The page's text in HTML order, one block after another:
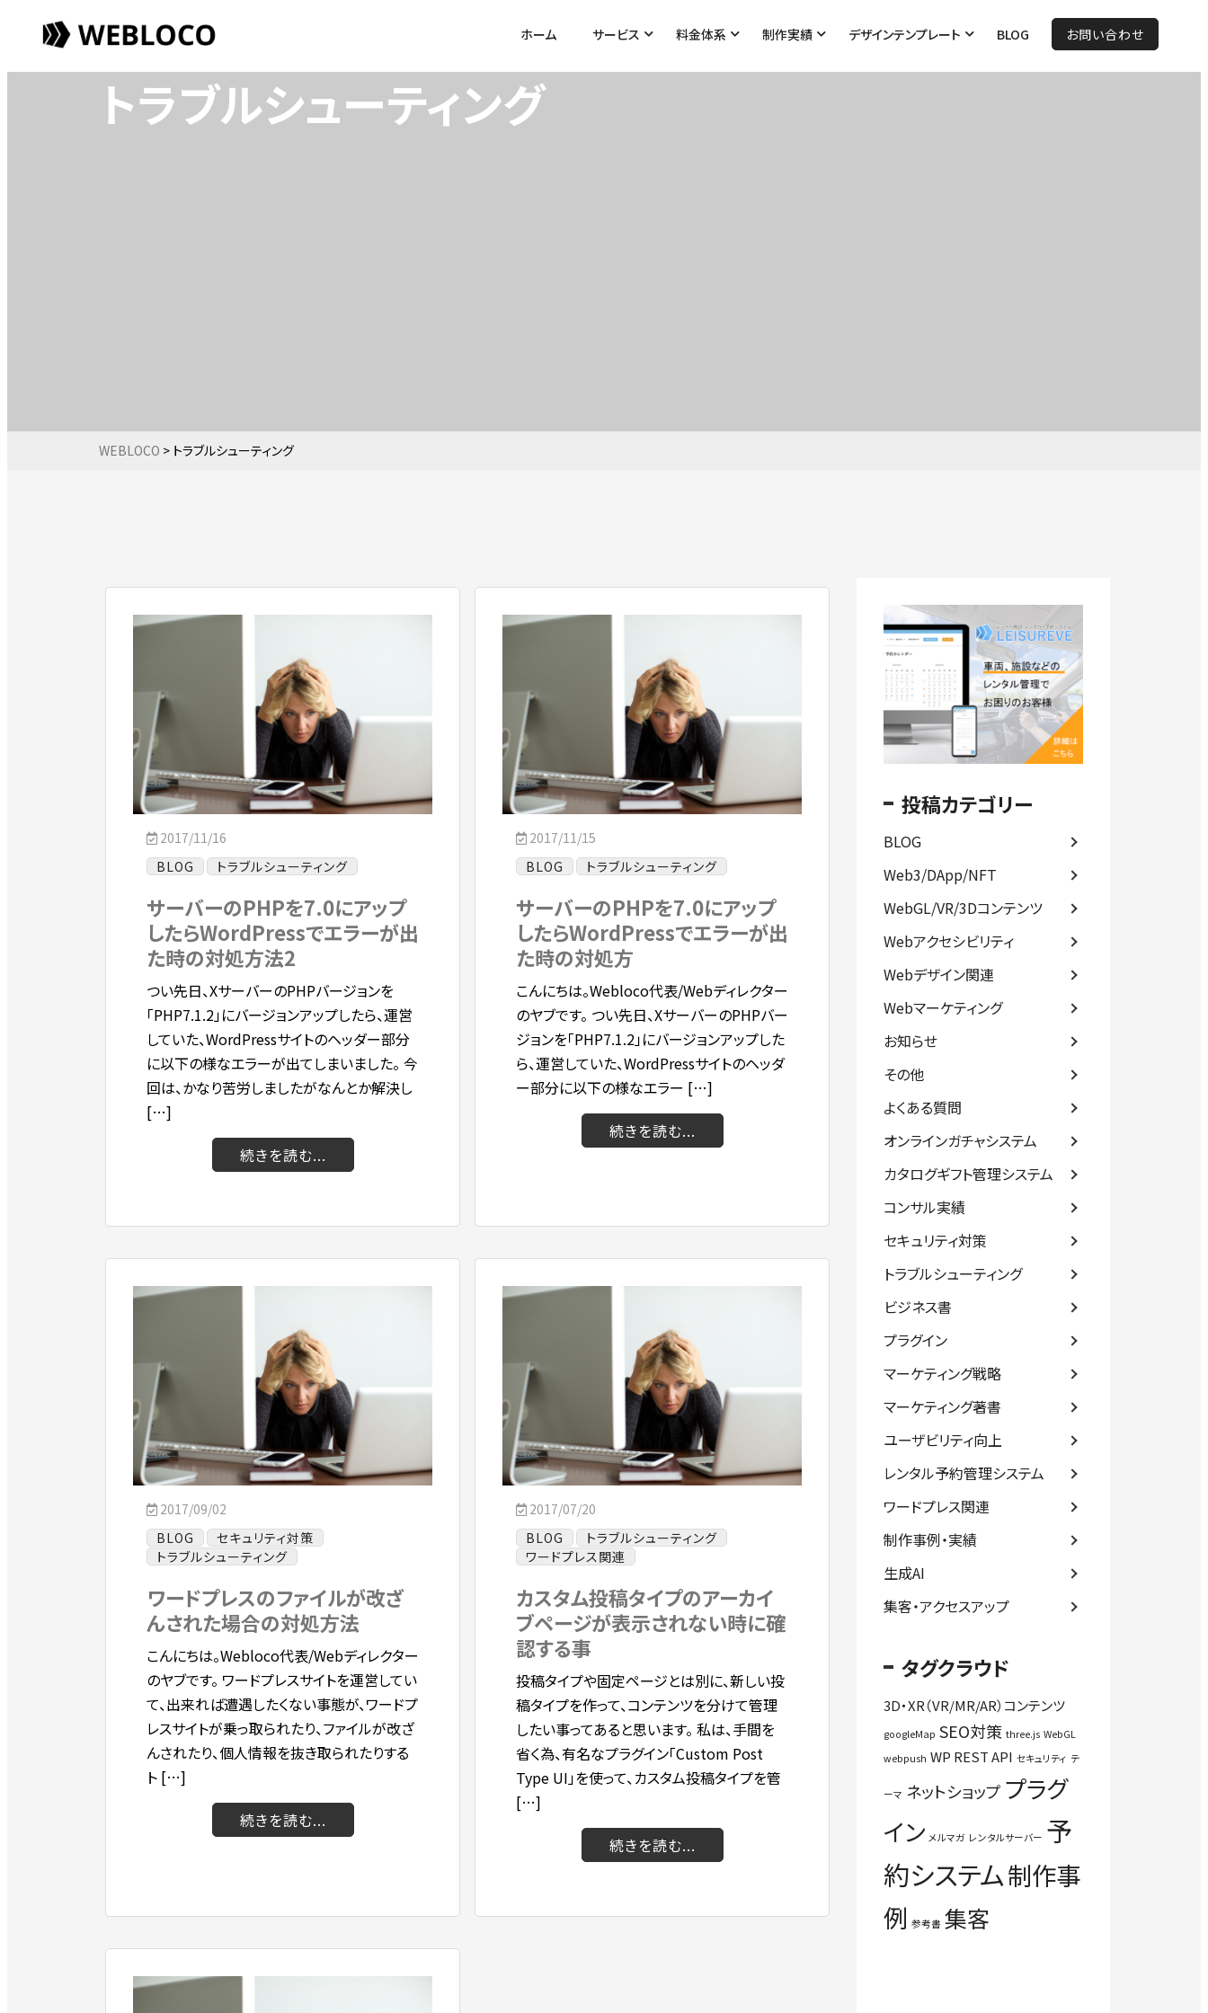
ホーム サービス
ホームページ制作
レンタル予約管理シス
オンラインガチャ
webカタログギフト販
料金体系
ホームページ・
Webサイト運営・保守
Webアプリ運営・保守
制作実績
ホームページ制作実績
予約システム導入実績
デザインテンプレート
コーポレートサイト向
病院、クリニック様（医
BLOG お問い合わせ
トラブルシューティング
WEBLOCO > トラブルシューティング
2017/11/16
BLOG
トラブルシューティング
サーバーのPHPを7.0にアップ
したらWordPressでエラーが出
た時の対処方法2
つい先日、XサーバーのPHPバージョンを
「PHP7.1.2」にバージョンアップしたら、運営
していた、WordPressサイトのヘッダー部分
に以下の様なエラーが出てしまいました。 今
回は、かなり苦労しましたがなんとか解決し
[…]
続きを読む...
2017/11/15
BLOG
トラブルシューティング
サーバーのPHPを7.0にアップ
したらWordPressでエラーが出
た時の対処方
こんにちは。Webloco代表/Webディレクター
のヤブです。 つい先日、XサーバーのPHPバー
ジョンを「PHP7.1.2」にバージョンアップした
ら、運営していた、WordPressサイトのヘッダ
ー部分に以下の様なエラー […]
続きを読む...
2017/09/02
BLOG
セキュリティ対策
トラブルシューティング
ワードプレスのファイルが改ざ
んされた場合の対処方法
こんにちは。Webloco代表/Webディレクター
のヤブです。 ワードプレスサイトを運営してい
て、出来れば遭遇したくない事態が、ワードプ
レスサイトが乗っ取られたり、ファイルが改ざ
んされたり、個人情報を抜き取られたりする
ト […]
続きを読む...
2017/07/20
BLOG
トラブルシューティング
ワードプレス関連
カスタム投稿タイプのアーカイ
ブページが表示されない時に確
認する事
投稿タイプや固定ページとは別に、新しい投
稿タイプを作って、コンテンツを分けて管理
したい事ってあると思います。 私は、手間を
省く為、有名なプラグイン「Custom Post
Type UI」を使って、カスタム投稿タイプを管
[…]
続きを読む...
投稿カテゴリー
BLOG
Web3/DApp/NFT
WebGL/VR/3Dコンテンツ
Webアクセシビリティ
Webデザイン関連
Webマーケティング
お知らせ
その他
よくある質問
オンラインガチャシステム
カタログギフト管理システム
コンサル実績
セキュリティ対策
トラブルシューティング
ビジネス書
プラグイン
マーケティング戦略
マーケティング著書
ユーザビリティ向上
レンタル予約管理システム
ワードプレス関連
制作事例・実績
生成AI
集客・アクセスアップ
タグクラウド
3D・XR（VR/MR/AR）コンテンツ
googleMap SEO対策 three.js WebGL
webpush WP REST API セキュリティ テ
ーマ ネットショップ プラグ
イン メルマガ レンタルサーバー 予
約システム制作事
例 参考書 集客